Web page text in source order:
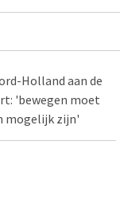
Holland aan de
'bewegen moet
mogelijk zijn'